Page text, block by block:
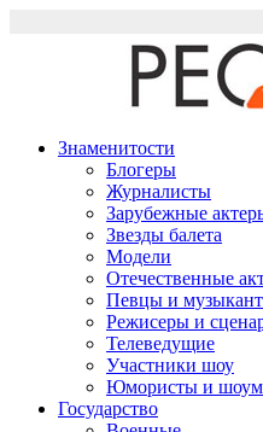
Знаменитости
Блогеры
Журналисты
Зарубежные
Звезды балета
Модели
Отечественные
Певцы и
Режисеры и
Телеведущие
Участники шоу
Юмористы и
Государство